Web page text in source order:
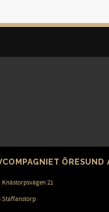
ÖRESUND
Knästorpsvägen 21
Staffanstorp